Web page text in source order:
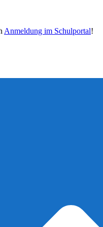
Anmeldung im Schulportal!